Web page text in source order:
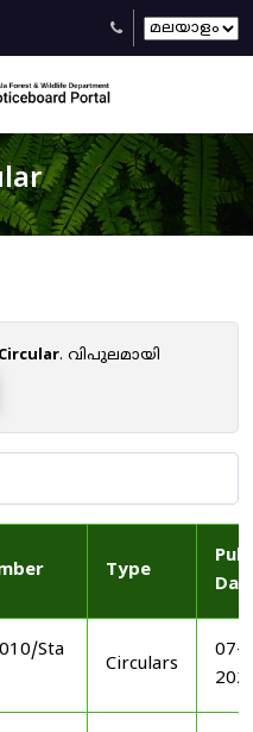
Circular. വിപുലമായി
Type
Sta
Circulars
07-